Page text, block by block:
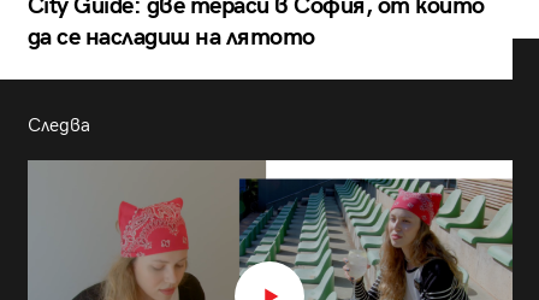
City Guide: две тераси в София, от които
да се насладиш на лятото
Следва